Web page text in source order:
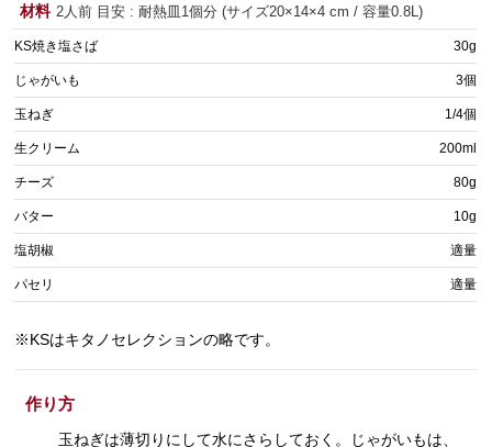
材料 2人前 目安 : 耐熱皿1個分 (サイズ20×14×4 cm / 容量0.8L)
KS焼き塩さば 30g
じゃがいも 3個
玉ねぎ 1/4個
生クリーム 200ml
チーズ 80g
バター 10g
塩胡椒 適量
パセリ 適量
※KSはキタノセレクションの略です。
作り方
玉ねぎは薄切りにして水にさらしておく。じゃがいもは、